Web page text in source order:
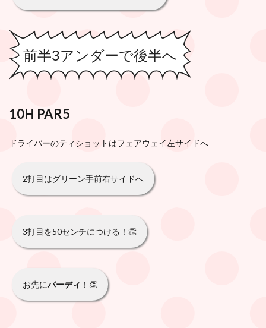
前半3アンダーで後半へ
10H PAR5
ドライバーのティショットはフェアウェイ左サイドへ
2打目はグリーン手前右サイドへ
3打目を50センチにつける！👏
お先にバーディ ！👏